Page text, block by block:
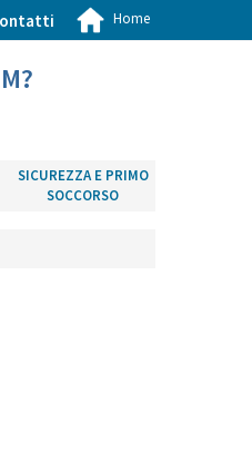
Home
SICUREZZA E PRIMO
SOCCORSO